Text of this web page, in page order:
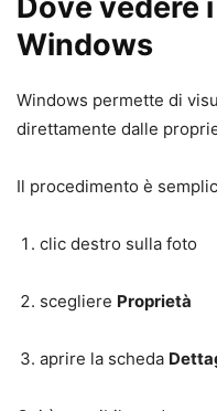
Windows
Windows permette di
direttamente dalle
Il procedimento è
clic destro sulla foto
scegliere Proprietà
aprire la scheda